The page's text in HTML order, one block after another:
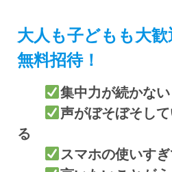
大人も子どもも大
無料招待！
集中力が続かない
声がぼそぼそし
る
スマホの使いす